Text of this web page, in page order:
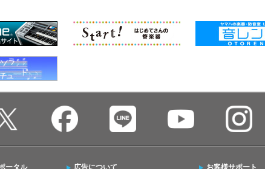
ータル
広告について
お客様サポート